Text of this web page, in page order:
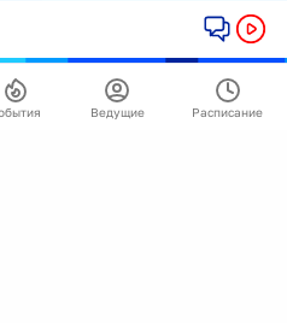
Ведущие Расписание